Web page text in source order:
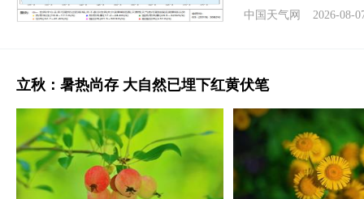
中国天气网 2026-08-
立秋：暑热尚存 大自然已埋下红黄伏笔